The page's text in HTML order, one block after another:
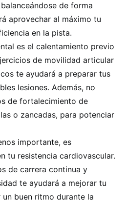
de forma
aprovechar al máximo tu
en la pista.
es el calentamiento previo
de movilidad articular
te ayudará a preparar tus
lesiones. Además, no
de fortalecimiento de
o zancadas, para potenciar
importante, es
tu resistencia cardiovascular.
de carrera continua y
te ayudará a mejorar tu
buen ritmo durante la